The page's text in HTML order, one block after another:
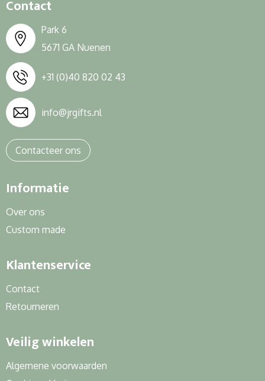
Contact
Park 6
5671 GA Nuenen
+31 (0)40 820 02 43
info@jrgifts.nl
Contacteer ons
Informatie
Over ons
Custom made
Klantenservice
Contact
Retourneren
Veilig winkelen
Algemene voorwaarden